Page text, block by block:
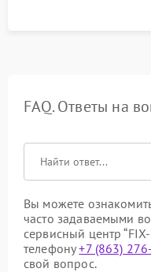
FAQ. Ответы на
Вы можете
часто задаваемыми
сервисный центр
телефону+7 (863)
свой вопрос.